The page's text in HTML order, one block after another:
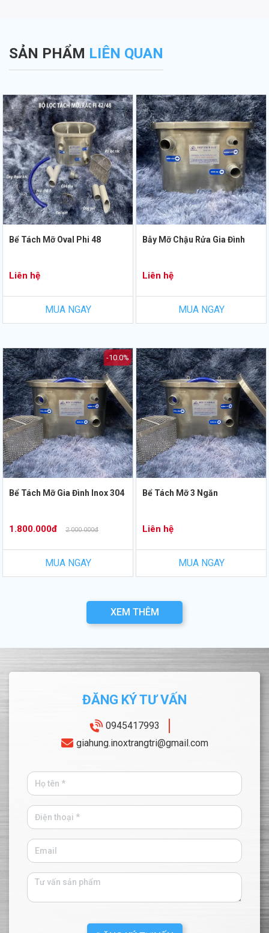
SẢN PHẨM LIÊN QUAN
Bể Tách Mỡ Oval Phi 48
Liên hệ
MUA NGAY
Bẫy Mỡ Chậu Rửa Gia Đình
Liên hệ
MUA NGAY
-10.0%
Bể Tách Mỡ Gia Đình Inox 304
1.800.000đ 2.000.000đ
MUA NGAY
Bể Tách Mỡ 3 Ngăn
Liên hệ
MUA NGAY
XEM THÊM
ĐĂNG KÝ TƯ VẤN
0945417993
giahung.inoxtrangtri@gmail.com